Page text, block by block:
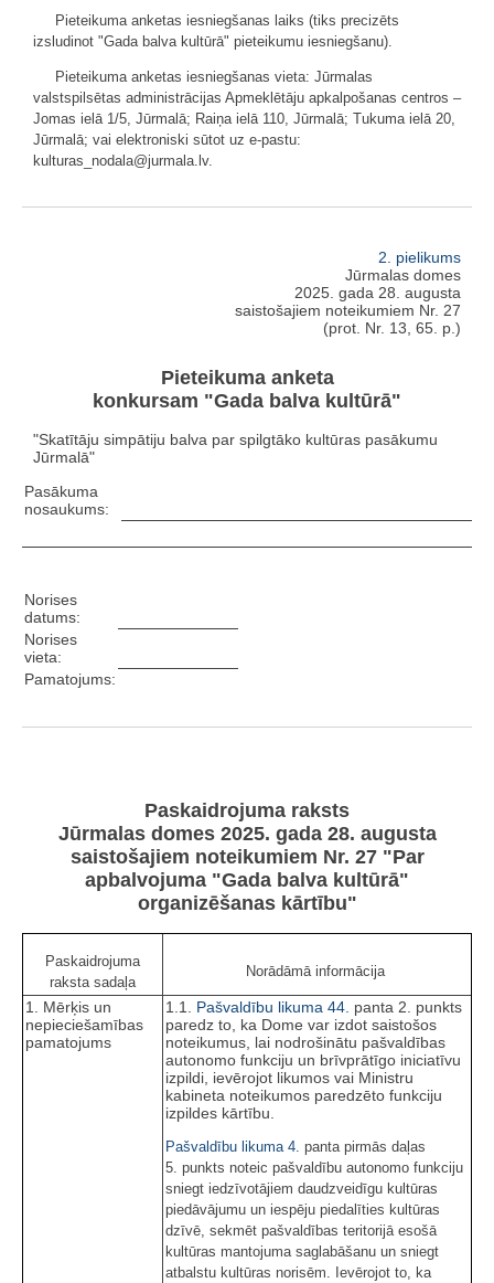
Pieteikuma anketas iesniegšanas laiks (tiks precizēts
izsludinot "Gada balva kultūrā" pieteikumu iesniegšanu).
Pieteikuma anketas iesniegšanas vieta: Jūrmalas
valstspilsētas administrācijas Apmeklētāju apkalpošanas centros –
Jomas ielā 1/5, Jūrmalā; Raiņa ielā 110, Jūrmalā; Tukuma ielā 20,
Jūrmalā; vai elektroniski sūtot uz e-pastu:
kulturas_nodala@jurmala.lv.
2. pielikums
Jūrmalas domes
2025. gada 28. augusta
saistošajiem noteikumiem Nr. 27
(prot. Nr. 13, 65. p.)
Pieteikuma anketa
konkursam "Gada balva kultūrā"
"Skatītāju simpātiju balva par spilgtāko kultūras pasākumu
Jūrmalā"
Pasākuma
nosaukums:
Norises
datums:
Norises
vieta:
Pamatojums:
Paskaidrojuma raksts
Jūrmalas domes 2025. gada 28. augusta
saistošajiem noteikumiem Nr. 27 "Par
apbalvojuma "Gada balva kultūrā"
organizēšanas kārtību"
Paskaidrojuma
raksta sadaļa
Norādāmā informācija
1. Mērķis un
nepieciešamības
pamatojums
1.1. Pašvaldību likuma 44. panta 2. punkts
paredz to, ka Dome var izdot saistošos
noteikumus, lai nodrošinātu pašvaldības
autonomo funkciju un brīvprātīgo iniciatīvu
izpildi, ievērojot likumos vai Ministru
kabineta noteikumos paredzēto funkciju
izpildes kārtību.
Pašvaldību likuma 4. panta pirmās daļas
5. punkts noteic pašvaldību autonomo funkciju
sniegt iedzīvotājiem daudzveidīgu kultūras
piedāvājumu un iespēju piedalīties kultūras
dzīvē, sekmēt pašvaldības teritorijā esošā
kultūras mantojuma saglabāšanu un sniegt
atbalstu kultūras norisēm. Ievērojot to, ka